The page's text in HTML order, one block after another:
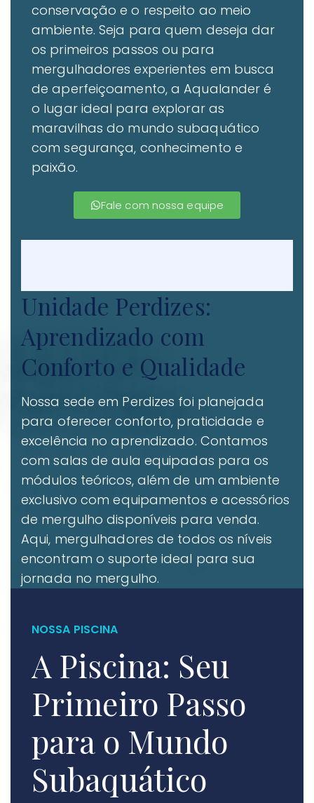
conservação e o respeito ao meio
ambiente. Seja para quem deseja dar
os primeiros passos ou para
mergulhadores experientes em busca
de aperfeiçoamento, a Aqualander é
o lugar ideal para explorar as
maravilhas do mundo subaquático
com segurança, conhecimento e
paixão.
Fale com nossa equipe
Unidade Perdizes:
Aprendizado com
Conforto e Qualidade
Nossa sede em Perdizes foi planejada
para oferecer conforto, praticidade e
excelência no aprendizado. Contamos
com salas de aula equipadas para os
módulos teóricos, além de um ambiente
exclusivo com equipamentos e acessórios
de mergulho disponíveis para venda.
Aqui, mergulhadores de todos os níveis
encontram o suporte ideal para sua
jornada no mergulho.
NOSSA PISCINA
A Piscina: Seu
Primeiro Passo
para o Mundo
Subaquático